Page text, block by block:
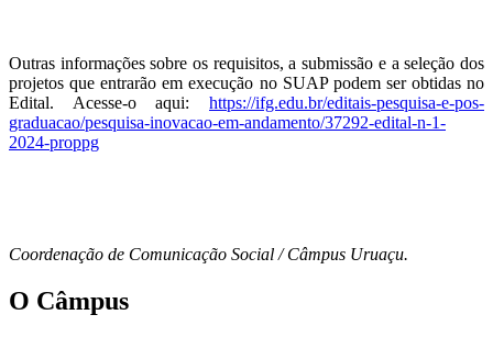
Outras informações sobre os requisitos, a submissão e a seleção dos
projetos que entrarão em execução no SUAP podem ser obtidas no
Edital. Acesse-o aqui: https://ifg.edu.br/editais-pesquisa-e-pos-
graduacao/pesquisa-inovacao-em-andamento/37292-edital-n-1-
2024-proppg
Coordenação de Comunicação Social / Câmpus Uruaçu.
O Câmpus